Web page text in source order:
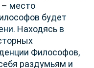
– место
будет
Находясь в
Философов,
раздумьям и